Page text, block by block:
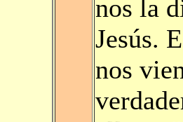
nos la
Jesús.
nos